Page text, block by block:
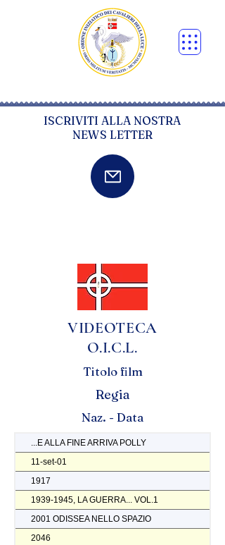
ISCRIVITI ALLA NOSTRA
NEWS LETTER
VIDEOTECA
O.I.C.L.
Titolo film
Regia
Naz. - Data
...E ALLA FINE ARRIVA POLLY
11-set-01
1917
1939-1945, LA GUERRA... VOL.1
2001 ODISSEA NELLO SPAZIO
2046